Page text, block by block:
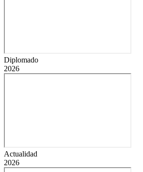
Diplomado
2026
Actualidad
2026